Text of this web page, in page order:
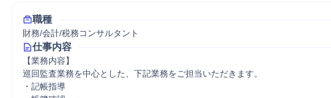
職種
財務/会計/税務コンサルタント
仕事内容
【業務内容】
巡回監査業務を中心とした、下記業務をご担当いただきます。
・記帳指導